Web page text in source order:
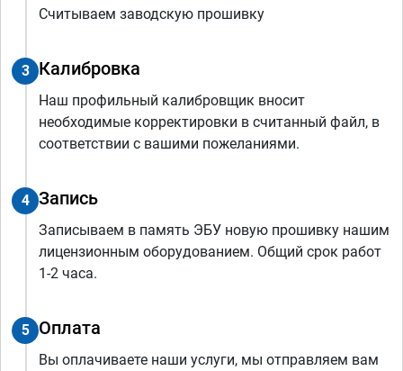
Считываем заводскую прошивку
3 Калибровка
Наш профильный калибровщик вносит
необходимые корректировки в считанный файл, в
соответствии с вашими пожеланиями.
4 Запись
Записываем в память ЭБУ новую прошивку нашим
лицензионным оборудованием. Общий срок работ
1-2 часа.
5 Оплата
Вы оплачиваете наши услуги, мы отправляем вам